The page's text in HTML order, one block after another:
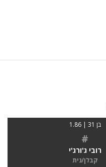
בן 31 | 1.86
#
רובי ג'ורג'י
קבלן/נית